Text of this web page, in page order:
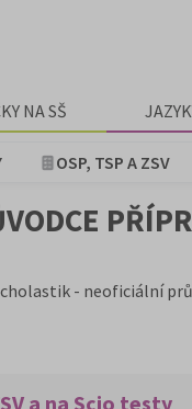
NA SŠ
OSP, TSP A ZSV
- neoficiální
a na Scio testy